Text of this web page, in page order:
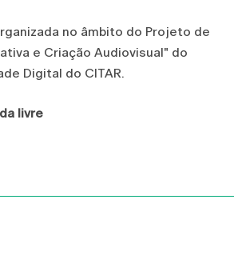
no âmbito do Projeto de
e Criação Audiovisual" do
Digital do CITAR.
livre